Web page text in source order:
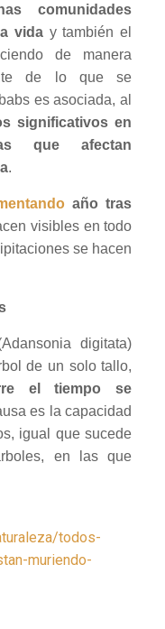
comunidades
vida y también el
de manera
de lo que se
es asociada, al
significativos en
que afectan
.
año tras
visibles en todo
se hacen
digitata)
de un solo tallo,
el tiempo se
es la capacidad
igual que sucede
en las que
todos-
muriendo-